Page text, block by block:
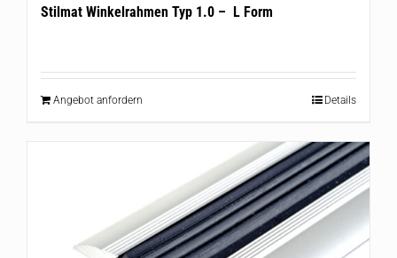
Stilmat Winkelrahmen Typ 1.0 – L Form
Angebot anfordern Details